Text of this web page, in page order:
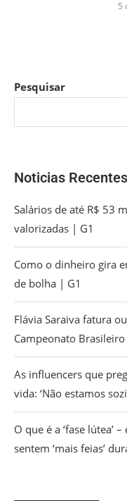
5
Pesquisar
Noticias Recentes
Salários de até R$ 53
valorizadas | G1
Como o dinheiro gira
de bolha | G1
Flávia Saraiva fatura
Campeonato Brasileiro
As influencers que
vida: ‘Não estamos
O que é a ‘fase lútea’
sentem ‘mais feias’